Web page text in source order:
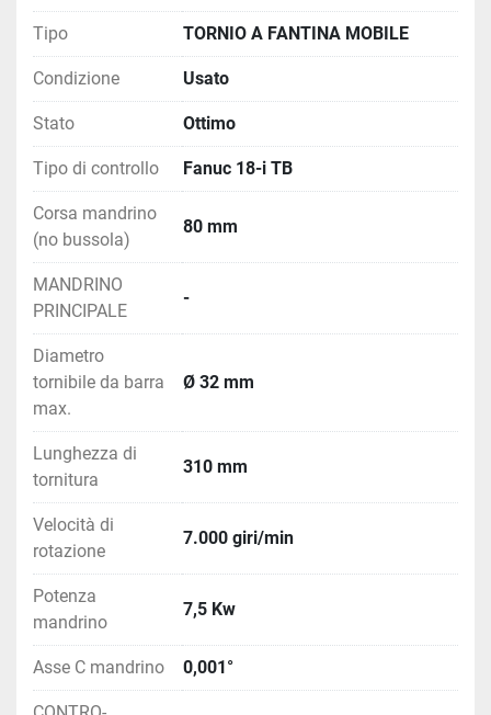
Tipo TORNIO A FANTINA MOBILE
Condizione Usato
Stato Ottimo
Tipo di controllo Fanuc 18-i TB
Corsa mandrino
(no bussola)
80 mm
MANDRINO
PRINCIPALE
-
Diametro
tornibile da barra
max.
Ø 32 mm
Lunghezza di
tornitura
310 mm
Velocità di
rotazione
7.000 giri/min
Potenza
mandrino
7,5 Kw
Asse C mandrino 0,001°